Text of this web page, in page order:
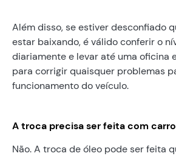
Além disso, se estiver desconfiado
estar baixando, é válido conferir o
diariamente e levar até uma oficina
para corrigir quaisquer problemas
funcionamento do veículo.
A troca precisa ser feita com
Não. A troca de óleo pode ser feita